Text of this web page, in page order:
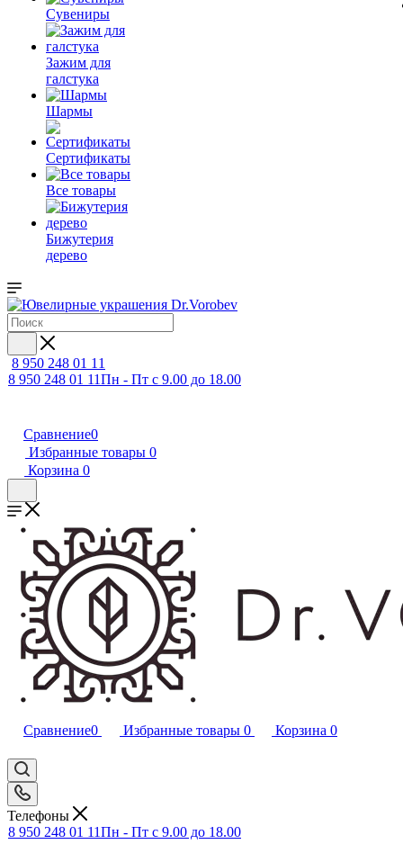
Сувениры
Зажим для
галстука
Шармы
Сертификаты
Все товары
Бижутерия
дерево
8 950 248 01 11
8 950 248 01 11Пн - Пт с 9.00 до 18.00
Сравнение0
Избранные товары 0
Корзина 0
Сравнение0 Избранные товары 0 Корзина 0
Телефоны
8 950 248 01 11Пн - Пт с 9.00 до 18.00